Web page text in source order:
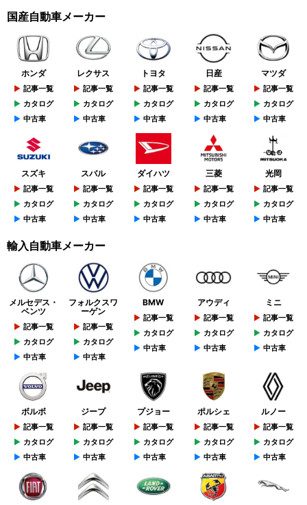
国産自動車メーカー
ホンダ
記事一覧
カタログ
中古車
レクサス
記事一覧
カタログ
中古車
トヨタ
記事一覧
カタログ
中古車
日産
記事一覧
カタログ
中古車
マツダ
記事一覧
カタログ
中古車
スズキ
記事一覧
カタログ
中古車
スバル
記事一覧
カタログ
中古車
ダイハツ
記事一覧
カタログ
中古車
三菱
記事一覧
カタログ
中古車
光岡
記事一覧
カタログ
中古車
輸入自動車メーカー
メルセデス・
ベンツ
記事一覧
カタログ
中古車
フォルクスワ
ーゲン
記事一覧
カタログ
中古車
BMW
記事一覧
カタログ
中古車
アウディ
記事一覧
カタログ
中古車
ミニ
記事一覧
カタログ
中古車
ボルボ
記事一覧
カタログ
中古車
ジープ
記事一覧
カタログ
中古車
プジョー
記事一覧
カタログ
中古車
ポルシェ
記事一覧
カタログ
中古車
ルノー
記事一覧
カタログ
中古車